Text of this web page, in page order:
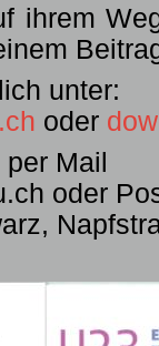
ihrem
unter:
oder
Mail
oder